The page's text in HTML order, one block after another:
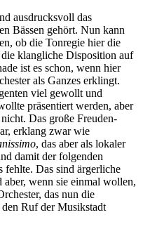
ausdrucksvoll das
Bässen gehört. Nun kann
ob die Tonregie hier die
klangliche Disposition auf
ist es schon, wenn hier
als Ganzes erklingt.
viel gewollt und
präsentiert werden, aber
Das große Freuden-
erklang zwar wie
, das aber als lokaler
damit der folgenden
fehlte. Das sind ärgerliche
wenn sie einmal wollen,
das nun die
Ruf der Musikstadt